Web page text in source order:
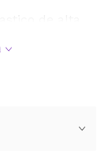
de
duracion